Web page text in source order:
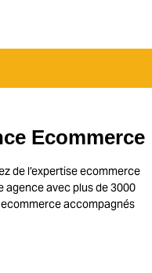
Ecommerce
de l’expertise ecommerce
agence avec plus de 3000
accompagnés